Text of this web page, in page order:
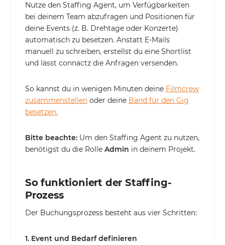
Nutze den Staffing Agent, um Verfügbarkeiten
bei deinem Team abzufragen und Positionen für
deine Events (z. B. Drehtage oder Konzerte)
automatisch zu besetzen. Anstatt E-Mails
manuell zu schreiben, erstellst du eine Shortlist
und lässt connactz die Anfragen versenden.
So kannst du in wenigen Minuten deine Filmcrew
zusammenstellen oder deine Band für den Gig
besetzen.
Bitte beachte: Um den Staffing Agent zu nutzen,
benötigst du die Rolle Admin in deinem Projekt.
So funktioniert der Staffing-
Prozess
Der Buchungsprozess besteht aus vier Schritten:
1. Event und Bedarf definieren